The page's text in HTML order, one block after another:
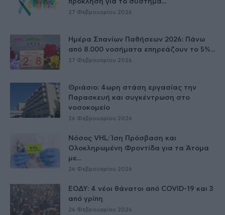
27 Φεβρουαρίου 2026
Ημέρα Σπανίων Παθήσεων 2026: Πάνω
από 8.000 νοσήματα επηρεάζουν το 5%...
27 Φεβρουαρίου 2026
Θριάσιο: 4ωρη στάση εργασίας την
Παρασκευή και συγκέντρωση στο
νοσοκομείο
26 Φεβρουαρίου 2026
Νόσος VHL: Ίση Πρόσβαση και
Ολοκληρωμένη Φροντίδα για τα Άτομα
με...
26 Φεβρουαρίου 2026
ΕΟΔΥ: 4 νέοι θάνατοι από COVID-19 και 3
από γρίπη
26 Φεβρουαρίου 2026